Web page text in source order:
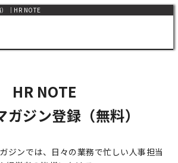
｜HR NOTE
HR NOTE
ガジン登録（無料）
ジンでは、日々の業務で忙しい人事担当